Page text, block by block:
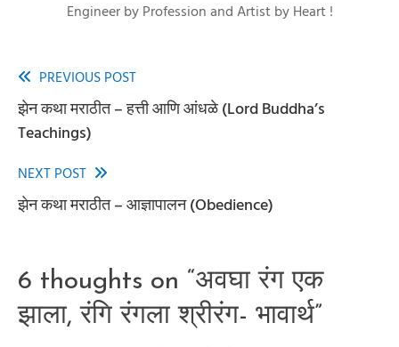
Engineer by Profession and Artist by Heart !
Read
more
PREVIOUS POST
झेन कथा मराठीत – हत्ती आणि आंधळे (Lord Buddha’s
Teachings)
NEXT POST
झेन कथा मराठीत – आज्ञापालन (Obedience)
6 thoughts on “अवघा रंग एक
झाला, रंगि रंगला श्रीरंग- भावार्थ”